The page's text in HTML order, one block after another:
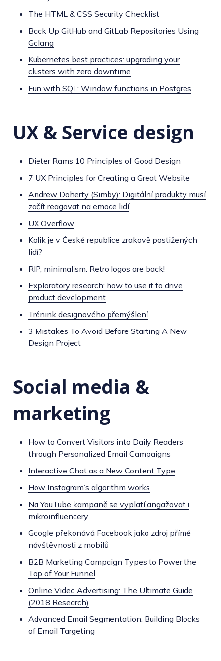
The HTML & CSS Security Checklist
Back Up GitHub and GitLab Repositories Using
Golang
Kubernetes best practices: upgrading your
clusters with zero downtime
Fun with SQL: Window functions in Postgres
UX & Service design
Dieter Rams 10 Principles of Good Design
7 UX Principles for Creating a Great Website
Andrew Doherty (Simby): Digitální produkty musí
začít reagovat na emoce lidí
UX Overflow
Kolik je v České republice zrakově postižených
lidí?
RIP, minimalism. Retro logos are back!
Exploratory research: how to use it to drive
product development
Trénink designového přemýšlení
3 Mistakes To Avoid Before Starting A New
Design Project
Social media &
marketing
How to Convert Visitors into Daily Readers
through Personalized Email Campaigns
Interactive Chat as a New Content Type
How Instagram’s algorithm works
Na YouTube kampaně se vyplatí angažovat i
mikroinfluencery
Google překonává Facebook jako zdroj přímé
návštěvnosti z mobilů
B2B Marketing Campaign Types to Power the
Top of Your Funnel
Online Video Advertising: The Ultimate Guide
(2018 Research)
Advanced Email Segmentation: Building Blocks
of Email Targeting